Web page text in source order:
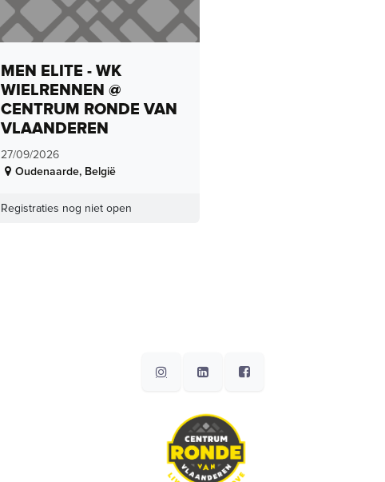
MEN ELITE - WK
WIELRENNEN @
CENTRUM RONDE VAN
VLAANDEREN
27/09/2026
Oudenaarde, België
Registraties nog niet open